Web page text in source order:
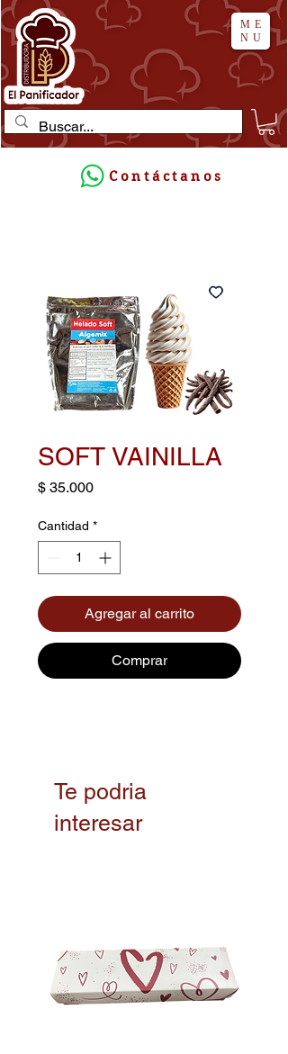
ME
NU
Contáctanos
SOFT VAINILLA
$ 35.000Precio
Cantidad *
Agregar al carrito
Comprar
Te podria
interesar